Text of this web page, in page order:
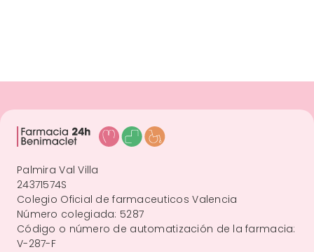
Palmira Val Villa
24371574S
Colegio Oficial de farmaceuticos Valencia
Número colegiada: 5287
Código o número de automatización de la farmacia:
V-287-F